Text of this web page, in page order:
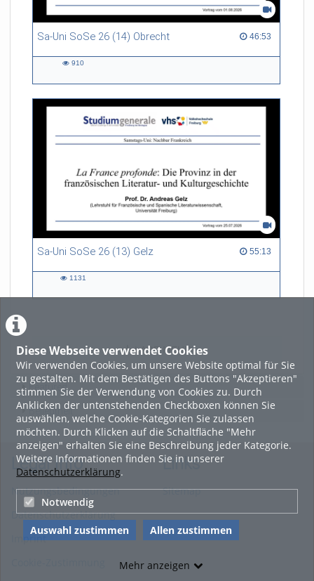
Diese Webseite verwendet Cookies
Wir verwenden Cookies, um unsere Website optimal für Sie
zu gestalten. Mit dem Bestätigen des Buttons "Akzeptieren"
stimmen Sie der Verwendung von Cookies zu. Durch
Anklicken der untenstehenden Checkboxen können Sie
auswählen, welche Cookie-Kategorien Sie zulassen
möchten. Durch Klicken auf die Schaltfläche "Mehr
anzeigen" erhalten Sie eine Beschreibung jeder Kategorie.
Weitere Informationen finden Sie in unserer
Datenschutzerklärung.
Notwendig
Auswahl zustimmen Allen zustimmen
Mehr anzeigen
Sa-Uni SoSe 26 (14) Obrecht 46:53
46:53 duration
910
Sa-Uni SoSe 26 (13) Gelz 55:13
55:13 duration
1131
LADE MEHR
Featured
Beliebtheit
Legal Info
Nutzungsbedingungen
Datenschutzerklärung
Imprint
Links
Sitemap